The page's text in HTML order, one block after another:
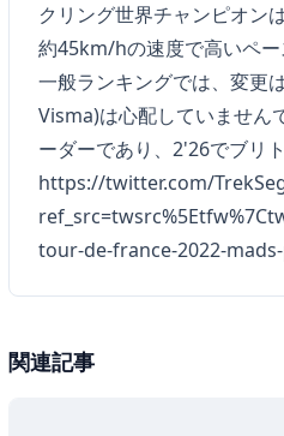
クリング世界チャンピオン
約45km/hの速度で高いペー
一般ランキングでは、変更
Visma)は心配していません
ーダーであり、2'26でブリ
https://twitter.com/
tour-de-france-2022-
関連記事